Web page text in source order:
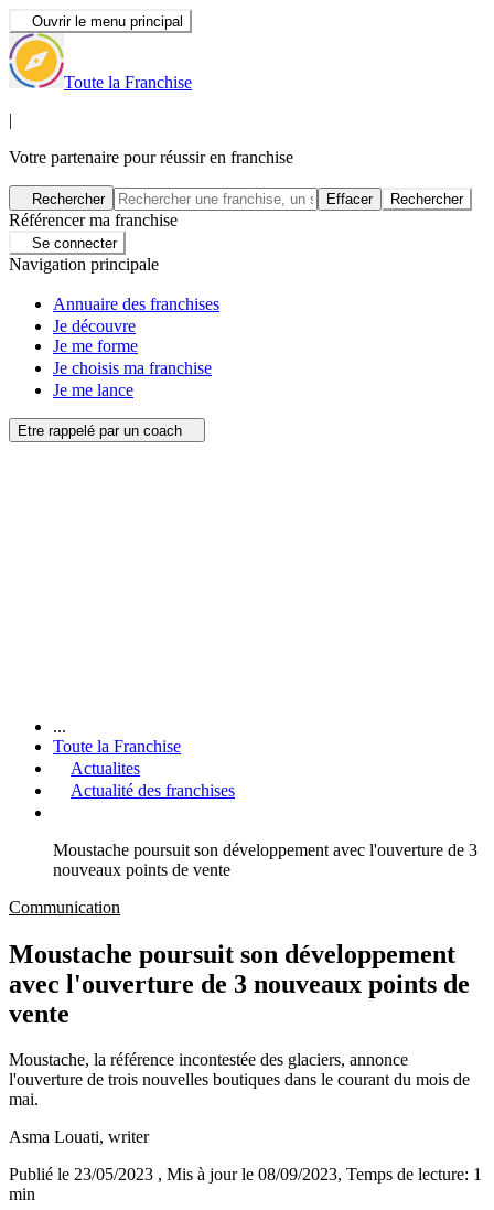
Ouvrir le menu principal
Toute la Franchise
|
Votre partenaire pour réussir en franchise
Rechercher Effacer Rechercher
Référencer ma franchise
Se connecter
Navigation principale
Annuaire des franchises
Je découvre
Je me forme
Je choisis ma franchise
Je me lance
Etre rappelé par un coach
...
Toute la Franchise
Actualites
Actualité des franchises
Moustache poursuit son développement avec l'ouverture de 3
nouveaux points de vente
Communication
Moustache poursuit son développement
avec l'ouverture de 3 nouveaux points de
vente
Moustache, la référence incontestée des glaciers, annonce
l'ouverture de trois nouvelles boutiques dans le courant du mois de
mai.
Asma Louati, writer
Publié le 23/05/2023 , Mis à jour le 08/09/2023, Temps de lecture: 1
min